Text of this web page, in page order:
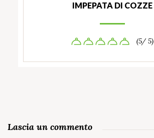
IMPEPATA DI COZZE
(5/ 5)
Lascia un commento